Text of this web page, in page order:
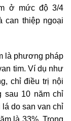
ở mức độ 3/4
can thiệp ngoại
là phương pháp
tim. Ví dụ như
chỉ điều trị nội
sau 10 năm chỉ
do san van chỉ